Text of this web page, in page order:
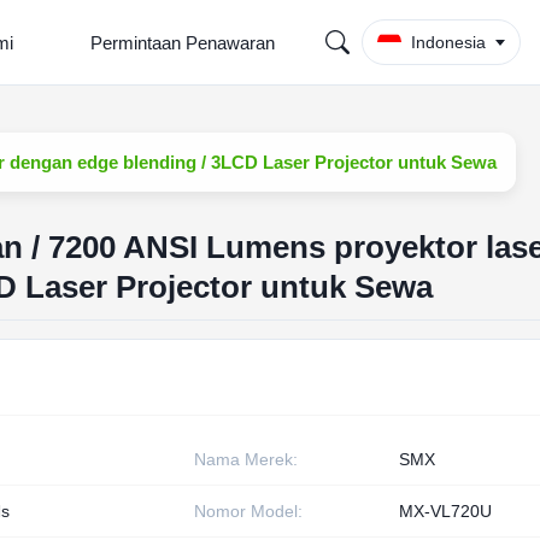
Permintaan Penawaran Indonesia
edge blending / 3LCD Laser Projector untuk Sewa
/ 7200 ANSI Lumens proyektor
Laser Projector untuk Sewa
Nama Merek: SMX
Nomor Model: MX-VL720U